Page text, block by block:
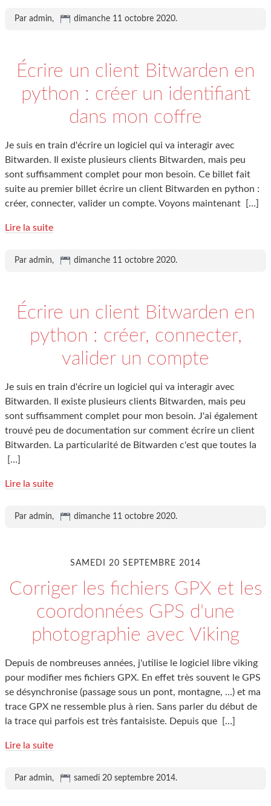
Par admin, dimanche 11 octobre 2020.
Écrire un client Bitwarden en
python : créer un identifiant
dans mon coffre
Je suis en train d'écrire un logiciel qui va interagir avec
Bitwarden. Il existe plusieurs clients Bitwarden, mais peu
sont suffisamment complet pour mon besoin. Ce billet fait
suite au premier billet écrire un client Bitwarden en python :
créer, connecter, valider un compte. Voyons maintenant
[…]
Lire la suite
Par admin, dimanche 11 octobre 2020.
Écrire un client Bitwarden en
python : créer, connecter,
valider un compte
Je suis en train d'écrire un logiciel qui va interagir avec
Bitwarden. Il existe plusieurs clients Bitwarden, mais peu
sont suffisamment complet pour mon besoin. J'ai également
trouvé peu de documentation sur comment écrire un client
Bitwarden. La particularité de Bitwarden c'est que toutes la
[…]
Lire la suite
Par admin, dimanche 11 octobre 2020.
SAMEDI 20 SEPTEMBRE 2014
Corriger les fichiers GPX et les
coordonnées GPS d'une
photographie avec Viking
Depuis de nombreuses années, j'utilise le logiciel libre viking
pour modifier mes fichiers GPX. En effet très souvent le GPS
se désynchronise (passage sous un pont, montagne, ...) et ma
trace GPX ne ressemble plus à rien. Sans parler du début de
la trace qui parfois est très fantaisiste. Depuis que
[…]
Lire la suite
Par admin, samedi 20 septembre 2014.